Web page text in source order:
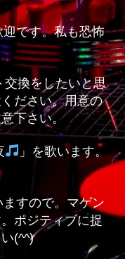
です。私も恐怖
交換をしたいと思
ださい。用意の
下さい。
」を歌います。
すので。マゲン
ポジティブに捉
(^^)